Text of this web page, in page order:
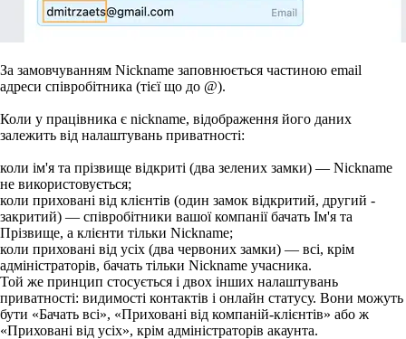
За замовчуванням Nickname заповнюється частиною email
адреси співробітника (тієї що до @).
Коли у працівника є nickname, відображення його даних
залежить від налаштувань приватності:
коли ім'я та прізвище відкриті (два зелених замки) — Nickname
не використовується;
коли приховані від клієнтів (один замок відкритий, другий -
закритий) — співробітники вашої компанії бачать Ім'я та
Прізвище, а клієнти тільки Nickname;
коли приховані від усіх (два червоних замки) — всі, крім
адміністраторів, бачать тільки Nickname учасника.
Той же принцип стосується і двох інших налаштувань
приватності: видимості контактів і онлайн статусу. Вони можуть
бути «Бачать всі», «Приховані від компаній-клієнтів» або ж
«Приховані від усіх», крім адміністраторів акаунта.